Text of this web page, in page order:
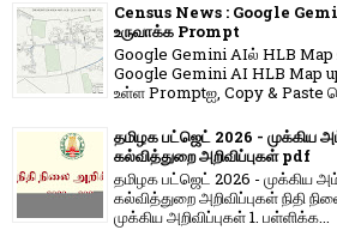
Census News : Google
உருவாக்க Prompt
Google Gemini AIல் HLB Map
Google Gemini AI HLB Map
உள்ள Promptஐ, Copy & Paste
தமிழக பட்ஜெட் 2026 - முக்கிய
கல்வித்துறை அறிவிப்புகள் pdf
தமிழக பட்ஜெட் 2026 - முக்கிய
கல்வித்துறை அறிவிப்புகள் நிதி
முக்கிய அறிவிப்புகள் 1. பள்ளிக்க...